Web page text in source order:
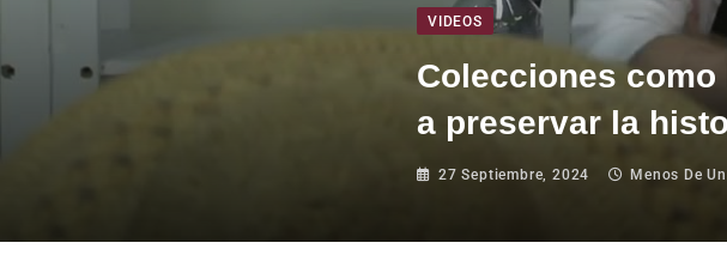
VIDEOS
Colecciones
a preservar la
27 Septiembre, 2024 Menos De